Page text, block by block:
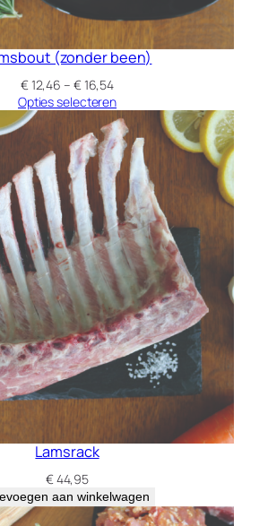
(zonder been)
€12,46 – €16,54Prijsklasse:
€ 12,46
tot
€ 16,54
Opties selecteren
Lamsrack
€44,95
aan winkelwagen